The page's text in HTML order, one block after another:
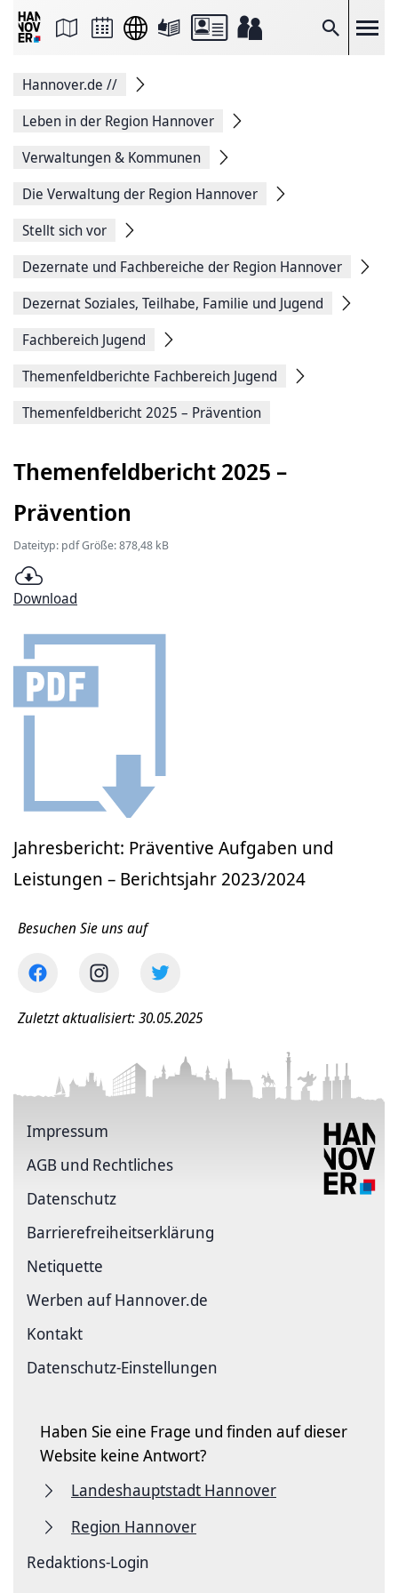
Suche
Seite
Facebook
teilen
Seitenlink
Seite
Hannover.de //
Leben in der Region Hannover
Verwaltungen & Kommunen
Die Verwaltung der Region Hannover
Stellt sich vor
Dezernate und Fachbereiche der Region Hannover
Dezernat Soziales, Teilhabe, Familie und Jugend
Fachbereich Jugend
Themenfeldberichte Fachbereich Jugend
Themenfeldbericht 2025 – Prävention
Themenfeldbericht 2025 –
Prävention
Dateityp: pdf Größe: 878,48 kB
Download
Jahresbericht: Präventive Aufgaben und
Leistungen – Berichtsjahr 2023/2024
Besuchen Sie uns auf
Zuletzt aktualisiert: 30.05.2025
Impressum
AGB und Rechtliches
Datenschutz
Barriere­freiheits­erklärung
Netiquette
Werben auf Hannover.de
Kontakt
Datenschutz-Einstellungen
Haben Sie eine Frage und finden auf dieser
Website keine Antwort?
Landeshauptstadt Hannover
Region Hannover
Redaktions-Login